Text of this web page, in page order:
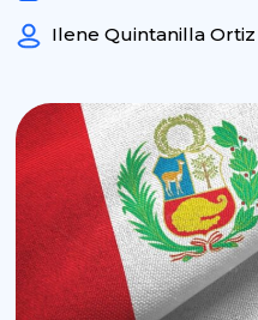
Ilene Quintanilla Ortiz